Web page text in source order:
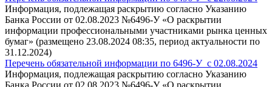
Информация, подлежащая раскрытию согласно Указанию
Банка России от 02.08.2023 №6496-У «О раскрытии
информации профессиональными участниками рынка ценных
бумаг» (размещено 23.08.2024 08:35, период актуальности по
31.12.2024)
Перечень обязательной информации по 6496-У_с 02.08.2024
Информация, подлежащая раскрытию согласно Указанию
Банка России от 02.08.2023 №6496-У «О раскрытии